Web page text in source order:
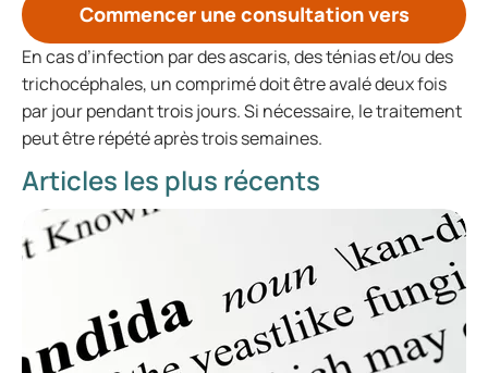
Commencer une consultation vers
En cas d’infection par des ascaris, des ténias et/ou des
trichocéphales, un comprimé doit être avalé deux fois
par jour pendant trois jours. Si nécessaire, le traitement
peut être répété après trois semaines.
Articles les plus récents